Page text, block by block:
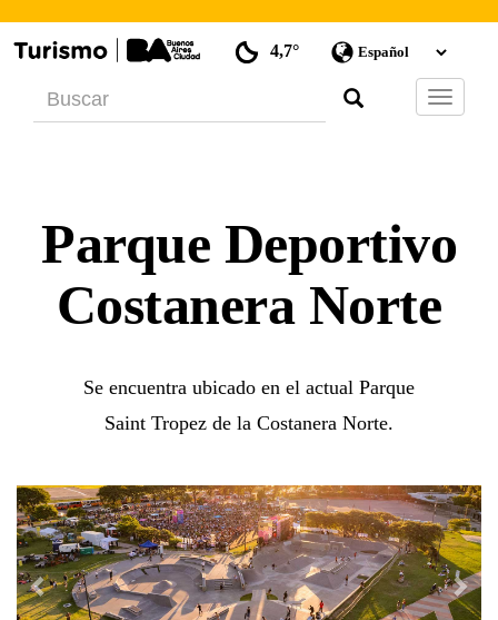
4,7°
Barra
de
Parque Deportivo
Costanera Norte
Se encuentra ubicado en el actual Parque
Saint Tropez de la Costanera Norte.